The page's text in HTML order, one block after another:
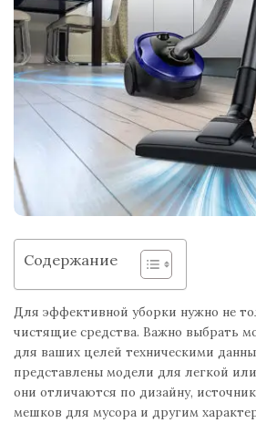
Содержание
Для эффективной уборки нужно не
чистящие средства. Важно выбрать
для ваших целей техническими
представлены модели для легкой
они отличаются по дизайну,
мешков для мусора и другим